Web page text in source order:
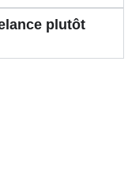
plutôt